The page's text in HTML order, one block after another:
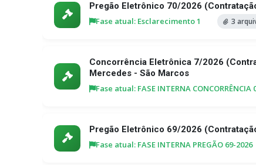
Pregão Eletrônico 70/2026
Fase atual: Esclarecimento 1
3
Concorrência Eletrônica 7/2026
Mercedes - São Marcos
Fase atual: FASE INTERNA CONCORRÊNCIA
Pregão Eletrônico 69/2026
Fase atual: FASE INTERNA PREGÃO 69-2026